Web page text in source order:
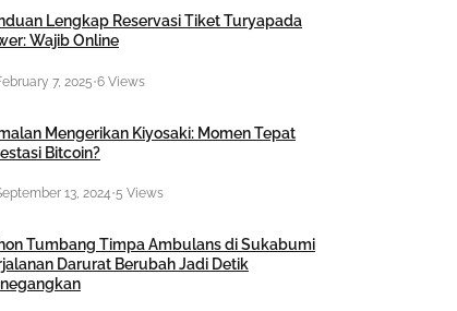
Lengkap Reservasi Tiket Turyapada
Wajib Online
7, 2025•6 Views
Mengerikan Kiyosaki: Momen Tepat
Bitcoin?
13, 2024•5 Views
Tumbang Timpa Ambulans di Sukabumi
Darurat Berubah Jadi Detik